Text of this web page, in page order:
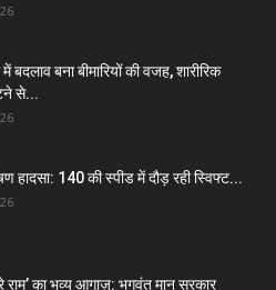
बदलाव बना बीमारियों की वजह, शारीरिक
से...
हादसा: 140 की स्पीड में दौड़ रही स्विफ्ट...
राम’ का भव्य आगाज़: भगवंत मान सरकार